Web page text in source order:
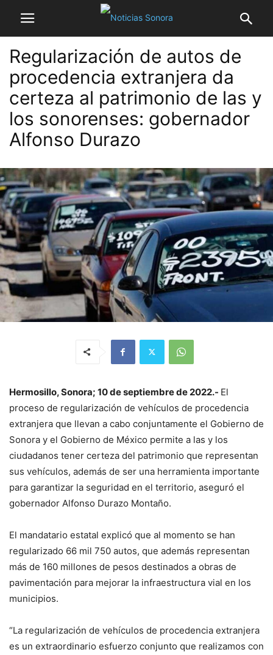
Regularización de autos de
procedencia extranjera da
certeza al patrimonio de las y
los sonorenses: gobernador
Alfonso Durazo
Hermosillo, Sonora; 10 de septiembre de 2022.- El
proceso de regularización de vehículos de procedencia
extranjera que llevan a cabo conjuntamente el Gobierno de
Sonora y el Gobierno de México permite a las y los
ciudadanos tener certeza del patrimonio que representan
sus vehículos, además de ser una herramienta importante
para garantizar la seguridad en el territorio, aseguró el
gobernador Alfonso Durazo Montaño.
El mandatario estatal explicó que al momento se han
regularizado 66 mil 750 autos, que además representan
más de 160 millones de pesos destinados a obras de
pavimentación para mejorar la infraestructura vial en los
municipios.
“La regularización de vehículos de procedencia extranjera
es un extraordinario esfuerzo conjunto que realizamos con